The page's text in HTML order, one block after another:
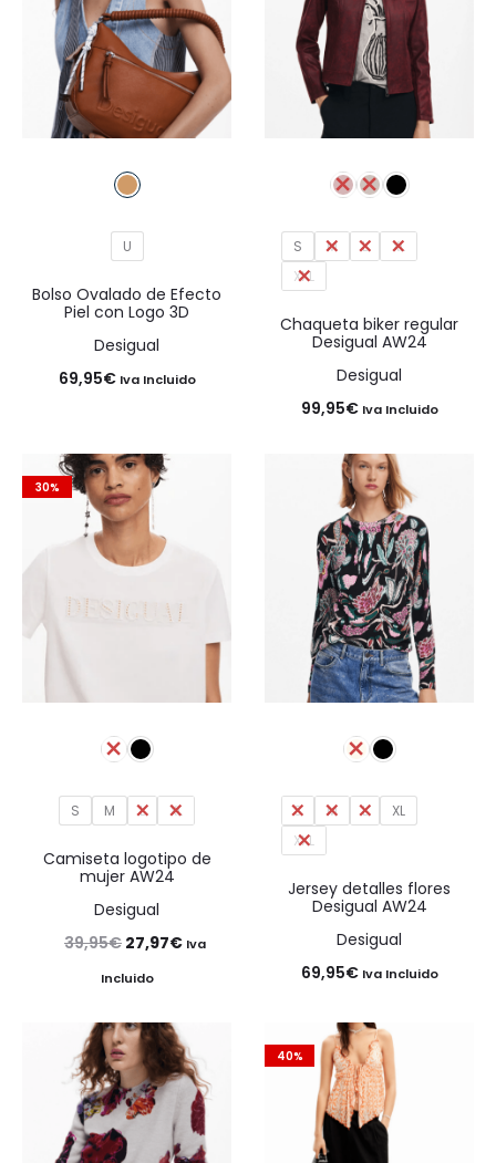
U
Bolso Ovalado de Efecto
Piel con Logo 3D
Desigual
69,95€ Iva Incluido
S M L
XL
XXL
Chaqueta biker regular
Desigual AW24
Desigual
99,95€ Iva Incluido
30%
S M L XL
Camiseta logotipo de
mujer AW24
Desigual
39,95€ El
precio
era:
39,95€.
27,97€El
es:
27,97€.
Iva
Incluido
S M L
XL
XXL
Jersey detalles flores
Desigual AW24
Desigual
69,95€ Iva Incluido
40%